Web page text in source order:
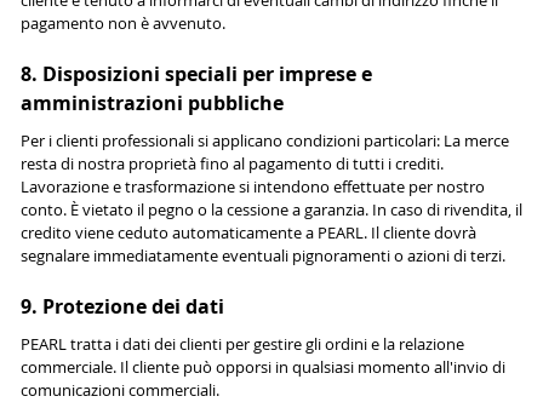
pagamento non è avvenuto.
8. Disposizioni speciali per imprese e
amministrazioni pubbliche
Per i clienti professionali si applicano condizioni particolari: La merce
resta di nostra proprietà fino al pagamento di tutti i crediti.
Lavorazione e trasformazione si intendono effettuate per nostro
conto. È vietato il pegno o la cessione a garanzia. In caso di rivendita, il
credito viene ceduto automaticamente a PEARL. Il cliente dovrà
segnalare immediatamente eventuali pignoramenti o azioni di terzi.
9. Protezione dei dati
PEARL tratta i dati dei clienti per gestire gli ordini e la relazione
commerciale. Il cliente può opporsi in qualsiasi momento all'invio di
comunicazioni commerciali.